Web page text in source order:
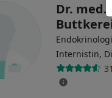
Dr. med.
Internistin,